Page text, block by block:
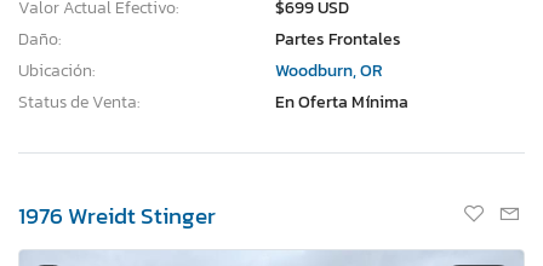
Valor Actual Efectivo:
$699 USD
Daño:
Partes Frontales
Ubicación:
Woodburn, OR
Status de Venta:
En Oferta Mínima
1976 Wreidt Stinger